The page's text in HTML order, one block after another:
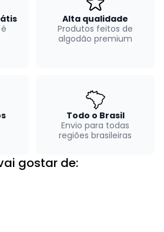
Alta qualidade
Produtos feitos de
algodão premium
Todo o Brasil
Envio para todas
regiões brasileiras
gostar de: